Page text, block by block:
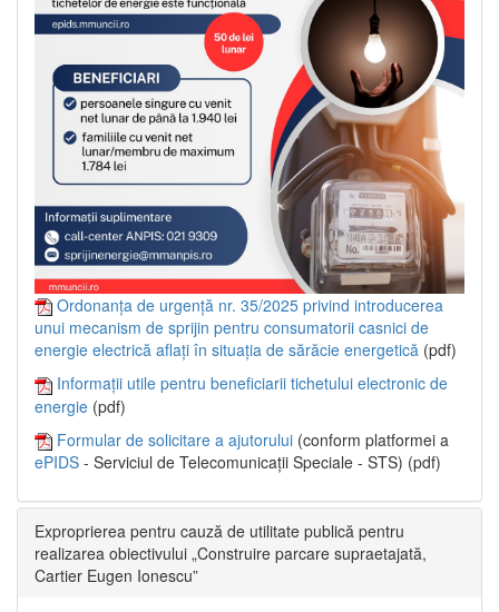
Ordonanța de urgență nr. 35/2025 privind introducerea
unui mecanism de sprijin pentru consumatorii casnici de
energie electrică aflați în situația de sărăcie energetică (pdf)
Informații utile pentru beneficiarii tichetului electronic de
energie (pdf)
Formular de solicitare a ajutorului (conform platformei a
ePIDS - Serviciul de Telecomunicații Speciale - STS) (pdf)
Exproprierea pentru cauză de utilitate publică pentru
realizarea obiectivului „Construire parcare supraetajată,
Cartier Eugen Ionescu”